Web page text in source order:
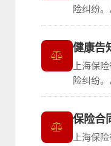
险纠纷
则出发
如何选
以及健
项，帮助
上海保
险纠纷
则出发
巧、常
与应对
益的前提
上海保